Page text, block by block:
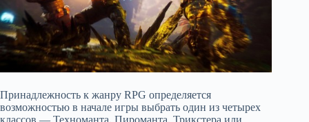
Принадлежность к жанру RPG определяется
возможностью в начале игры выбрать один из четырех